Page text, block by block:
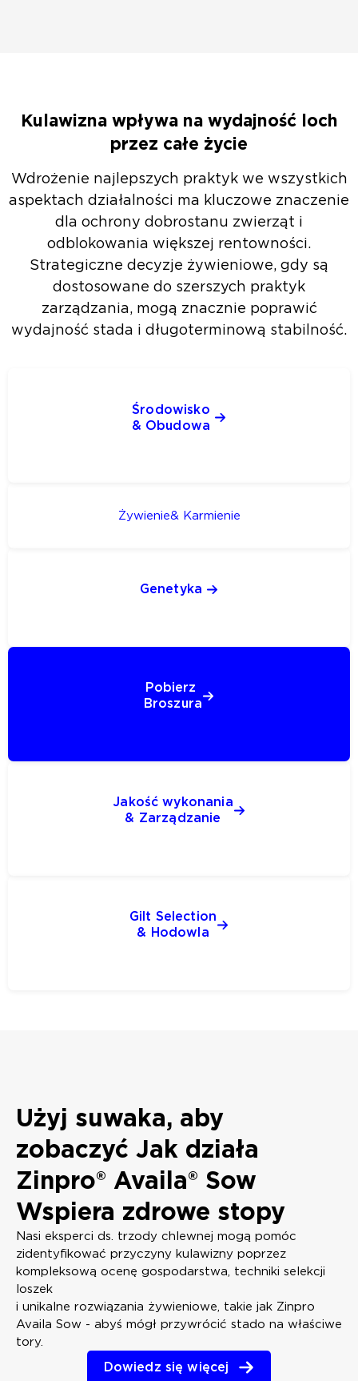
Kulawizna wpływa na wydajność loch
przez całe życie
Wdrożenie najlepszych praktyk we wszystkich
aspektach działalności ma kluczowe znaczenie
dla ochrony dobrostanu zwierząt i
odblokowania większej rentowności.
Strategiczne decyzje żywieniowe, gdy są
dostosowane do szerszych praktyk
zarządzania, mogą znacznie poprawić
wydajność stada i długoterminową stabilność.
Środowisko
& Obudowa
Żywienie& Karmienie
Genetyka
Pobierz
Broszura
Jakość wykonania
& Zarządzanie
Gilt Selection
& Hodowla
Użyj suwaka, aby
zobaczyć Jak działa
Zinpro® Availa® Sow
Wspiera zdrowe stopy
Nasi eksperci ds. trzody chlewnej mogą pomóc
zidentyfikować przyczyny kulawizny poprzez
kompleksową ocenę gospodarstwa, techniki selekcji
loszek
i unikalne rozwiązania żywieniowe, takie jak Zinpro
Availa Sow - abyś mógł przywrócić stado na właściwe
tory.
Dowiedz się więcej